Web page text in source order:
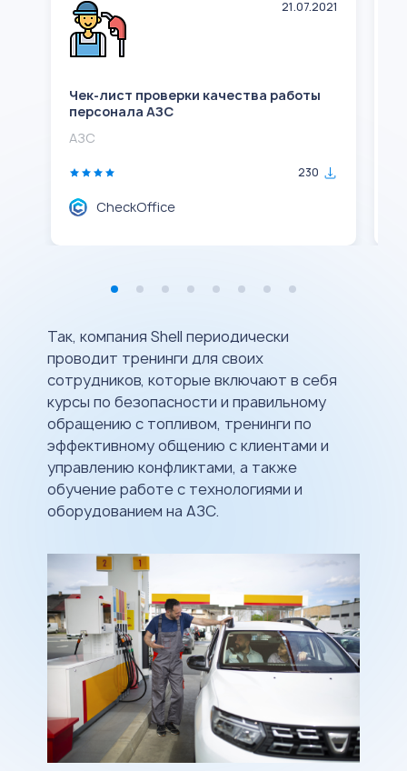
21.07.2021
Чек-лист проверки качества работы
персонала АЗС
АЗС
230
CheckOffice
Так, компания Shell периодически
проводит тренинги для своих
сотрудников, которые включают в себя
курсы по безопасности и правильному
обращению с топливом, тренинги по
эффективному общению с клиентами и
управлению конфликтами, а также
обучение работе с технологиями и
оборудованием на АЗС.